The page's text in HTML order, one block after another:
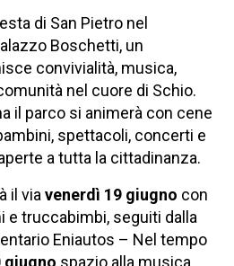
di San Pietro nel
Boschetti, un
convivialità, musica,
nel cuore di Schio.
il parco si animerà con cene
spettacoli, concerti e
a tutta la cittadinanza.
il via venerdì 19 giugno con
e truccabimbi, seguiti dalla
Eniautos – Nel tempo
giugno spazio alla musica